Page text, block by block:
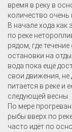
время в реку в
количество
В начале хода как
по реке
рядом, где
остановки на
вода пока ещё
свои движения, не
питается в реке и
следующей весны.
По мере
рыбы вверх по
часто идёт по